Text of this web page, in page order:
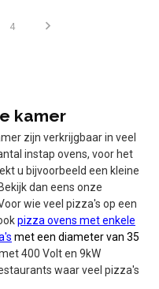
kamer
zijn verkrijgbaar in veel
instap ovens, voor het
u bijvoorbeeld een kleine
dan eens onze
wie veel pizza's op een
pizza ovens met enkele
met een diameter van 35
400 Volt en 9kW
waar veel pizza's